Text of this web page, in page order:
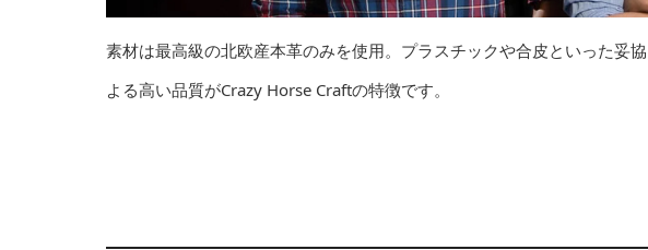
素材は最高級の北欧産本革のみを使用。プラスチックや合皮といった妥
よる高い品質がCrazy Horse Craftの特徴です。